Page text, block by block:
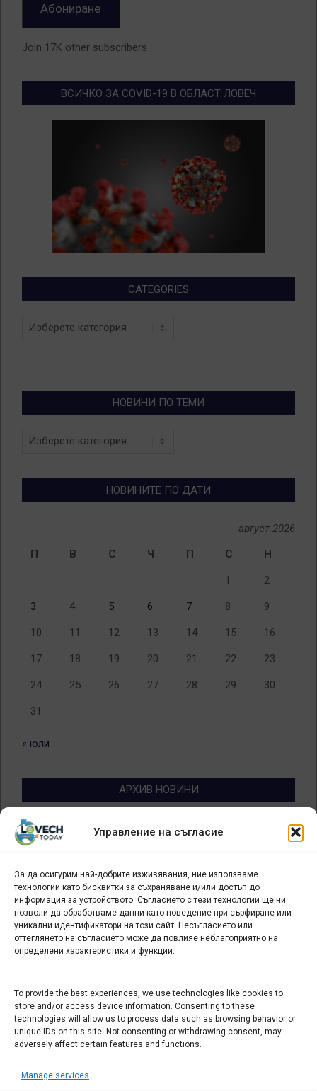
Управление на съгласие
За да осигурим най-добрите изживявания, ние използваме
технологии като бисквитки за съхраняване и/или достъп до
информация за устройството. Съгласието с тези технологии ще ни
позволи да обработваме данни като поведение при сърфиране или
уникални идентификатори на този сайт. Несъгласието или
оттеглянето на съгласието може да повлияе неблагоприятно на
определени характеристики и функции.
To provide the best experiences, we use technologies like cookies to
store and/or access device information. Consenting to these
technologies will allow us to process data such as browsing behavior or
unique IDs on this site. Not consenting or withdrawing consent, may
adversely affect certain features and functions.
Manage services
Абониране
Join 17K other subscribers
ВСИЧКО ЗА COVID-19 В ОБЛАСТ ЛОВЕЧ
CATEGORIES
Categories
НОВИНИ ПО ТЕМИ
Новини
НОВИНИТЕ ПО ДАТИ
август 2026
П
В С Ч П С Н
1 2
3 4 5 6 7 8 9
10 11 12 13 14 15 16
17 18 19 20 21 22 23
24 25 26 27 28 29 30
31
« юли
АРХИВ НОВИНИ
Архив
новини
БИЗНЕС
Арт галерия "Мостове" – магазин за изкуство
СЕВЕРОЗАПАДА ИНФОРМАЦИОНЕН БИЗНЕС
ТУРИСТИЧЕСКИ КЛЪСТЕР
ИНСТИТУЦИИ В ЛОВЕЧ
Административен съд Ловеч
Областна администрация Ловеч
ОДМВР Ловеч